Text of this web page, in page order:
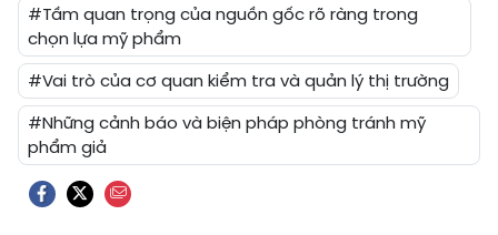
#Tầm quan trọng của nguồn gốc rõ ràng trong
chọn lựa mỹ phẩm
#Vai trò của cơ quan kiểm tra và quản lý thị trường
#Những cảnh báo và biện pháp phòng tránh mỹ
phẩm giả